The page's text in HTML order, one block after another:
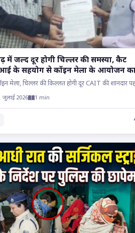
में जल्द दूर होगी चिल्लर की समस्या, कैट
के सहयोग से कॉइन मेला के आयोजन
मेला, चिल्लर की किल्लत होगी दूर CAIT की शानदार
जुलाई 2026 1 min